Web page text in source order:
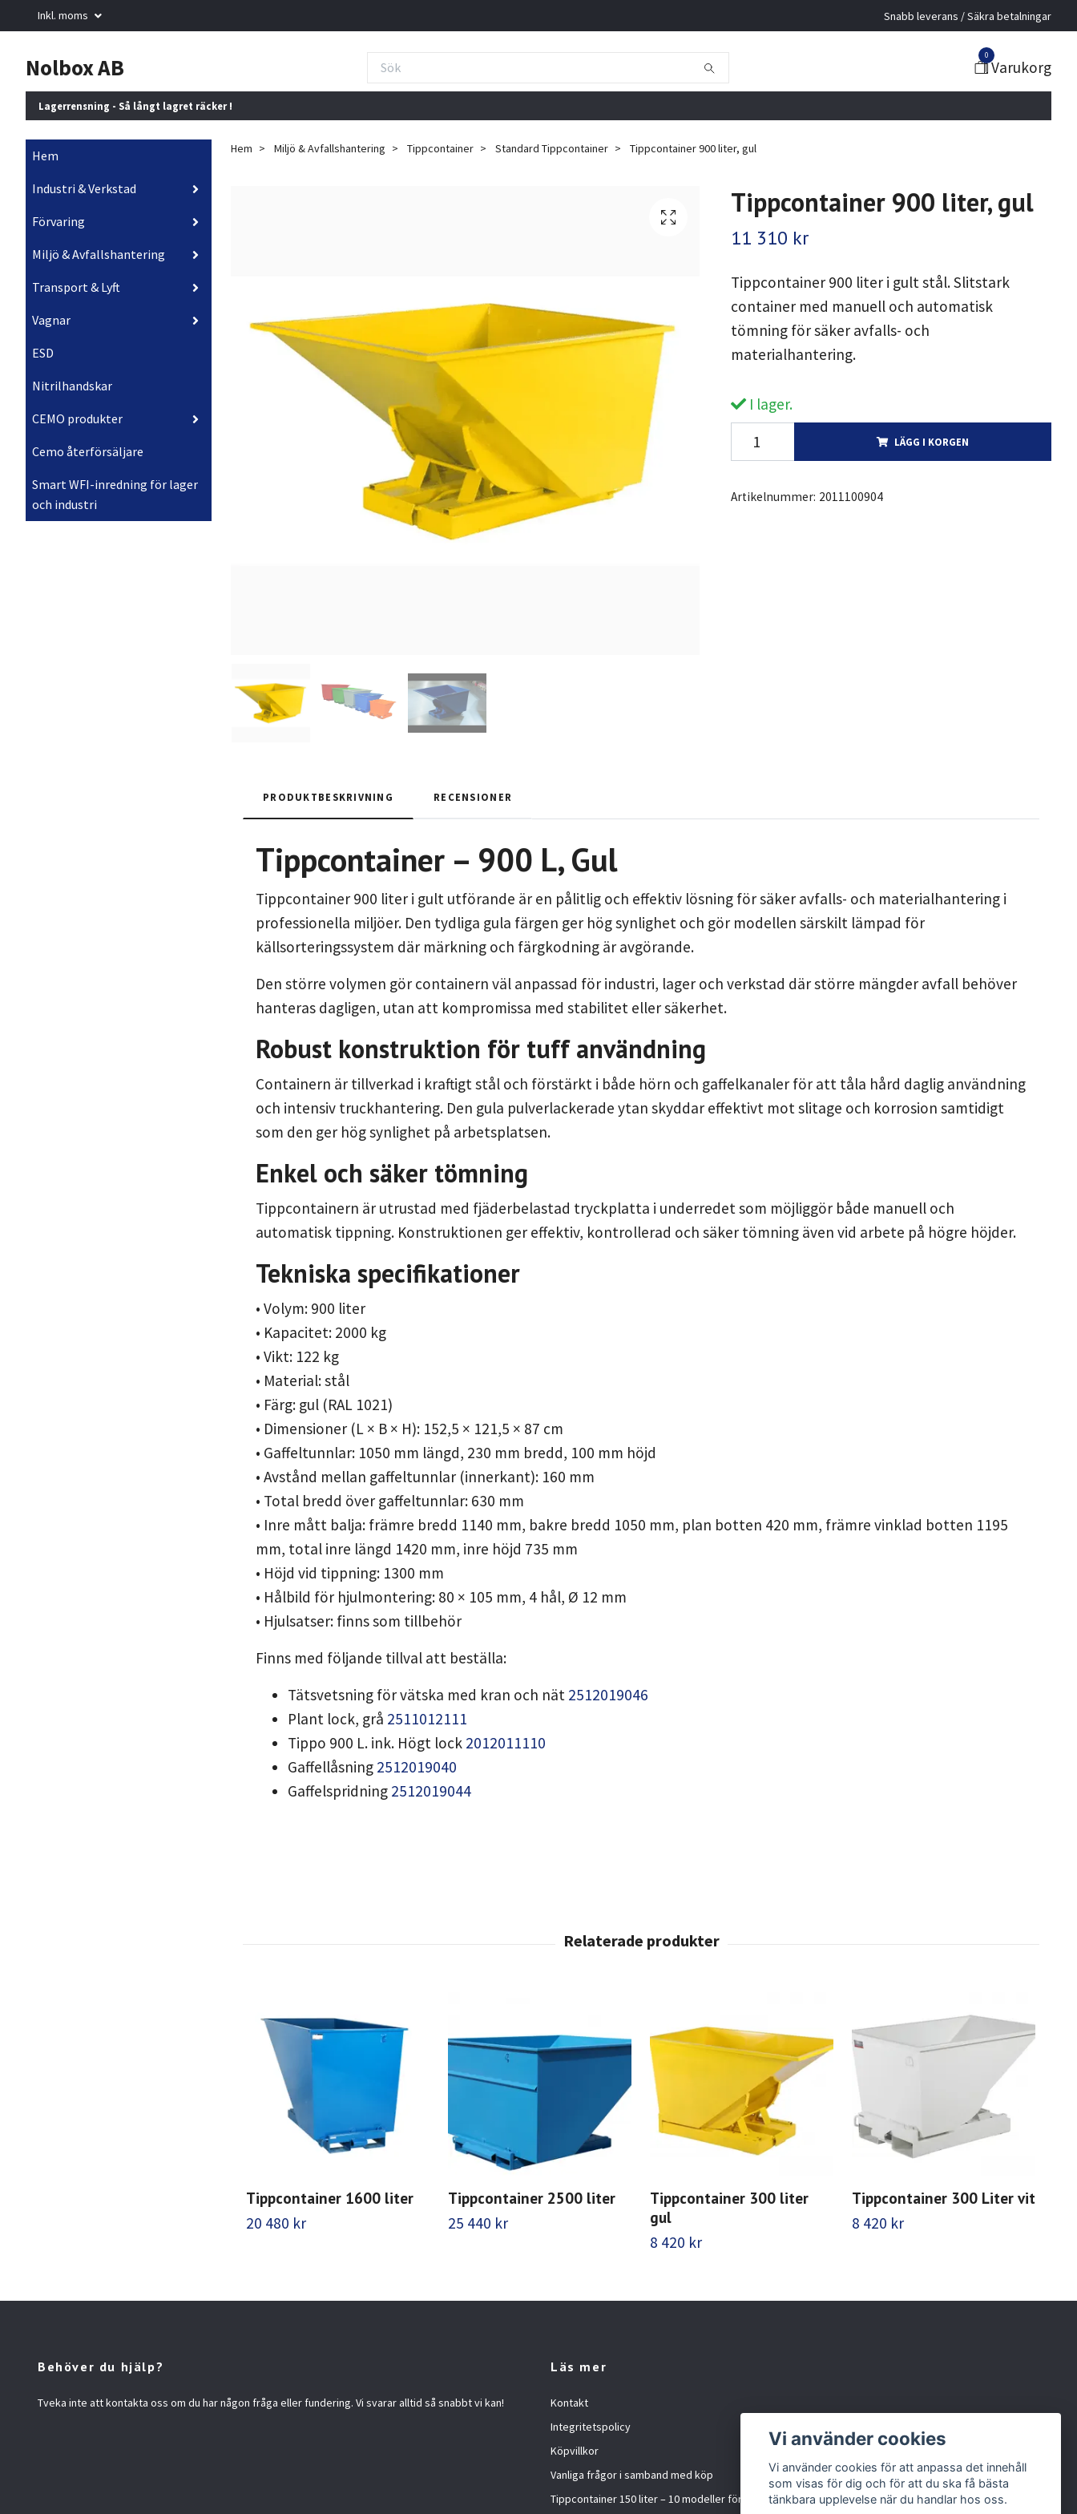
Inkl. moms Snabb leverans / Säkra betalningar
Nolbox AB 0
Varukorg
Lagerrensning - Så långt lagret räcker !
Hem
Industri & Verkstad
Förvaring
Miljö & Avfallshantering
Transport & Lyft
Vagnar
ESD
Nitrilhandskar
CEMO produkter
Cemo återförsäljare
Smart WFI-inredning för lager
och industri
Hem Miljö & Avfallshantering Tippcontainer Standard Tippcontainer Tippcontainer 900 liter, gul
Tippcontainer 900 liter, gul
11 310 kr
Tippcontainer 900 liter i gult stål. Slitstark
container med manuell och automatisk
tömning för säker avfalls- och
materialhantering.
I lager.
LÄGG I KORGEN
Artikelnummer: 2011100904
PRODUKTBESKRIVNING RECENSIONER
Tippcontainer – 900 L, Gul
Tippcontainer 900 liter i gult utförande är en pålitlig och effektiv lösning för säker avfalls- och materialhantering i
professionella miljöer. Den tydliga gula färgen ger hög synlighet och gör modellen särskilt lämpad för
källsorteringssystem där märkning och färgkodning är avgörande.
Den större volymen gör containern väl anpassad för industri, lager och verkstad där större mängder avfall behöver
hanteras dagligen, utan att kompromissa med stabilitet eller säkerhet.
Robust konstruktion för tuff användning
Containern är tillverkad i kraftigt stål och förstärkt i både hörn och gaffelkanaler för att tåla hård daglig användning
och intensiv truckhantering. Den gula pulverlackerade ytan skyddar effektivt mot slitage och korrosion samtidigt
som den ger hög synlighet på arbetsplatsen.
Enkel och säker tömning
Tippcontainern är utrustad med fjäderbelastad tryckplatta i underredet som möjliggör både manuell och
automatisk tippning. Konstruktionen ger effektiv, kontrollerad och säker tömning även vid arbete på högre höjder.
Tekniska specifikationer
• Volym: 900 liter
• Kapacitet: 2000 kg
• Vikt: 122 kg
• Material: stål
• Färg: gul (RAL 1021)
• Dimensioner (L × B × H): 152,5 × 121,5 × 87 cm
• Gaffeltunnlar: 1050 mm längd, 230 mm bredd, 100 mm höjd
• Avstånd mellan gaffeltunnlar (innerkant): 160 mm
• Total bredd över gaffeltunnlar: 630 mm
• Inre mått balja: främre bredd 1140 mm, bakre bredd 1050 mm, plan botten 420 mm, främre vinklad botten 1195
mm, total inre längd 1420 mm, inre höjd 735 mm
• Höjd vid tippning: 1300 mm
• Hålbild för hjulmontering: 80 × 105 mm, 4 hål, Ø 12 mm
• Hjulsatser: finns som tillbehör
Finns med följande tillval att beställa:
Tätsvetsning för vätska med kran och nät 2512019046
Plant lock, grå 2511012111
Tippo 900 L. ink. Högt lock 2012011110
Gaffellåsning 2512019040
Gaffelspridning 2512019044
Tippcontainer 1600 liter
20 480 kr
Tippcontainer 2500 liter
25 440 kr
Tippcontainer 300 liter
gul
8 420 kr
Tippcontainer 300 Liter vit
8 420 kr
Behöver du hjälp?
Tveka inte att kontakta oss om du har någon fråga eller fundering. Vi svarar alltid så snabbt vi kan!
Läs mer
Kontakt
Integritetspolicy
Köpvillkor
Vanliga frågor i samband med köp
Tippcontainer 150 liter – 10 modeller för källsortering
Vi använder cookies
Vi använder cookies för att anpassa det innehåll
som visas för dig och för att du ska få bästa
tänkbara upplevelse när du handlar hos oss.